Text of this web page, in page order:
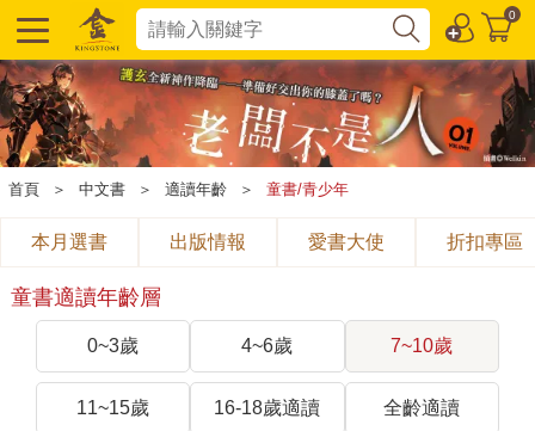
0
首頁 ＞ 中文書 ＞ 適讀年齡 ＞ 童書/青少年
本月選書 出版情報 愛書大使 折扣專區
童書適讀年齡層
0~3歲 4~6歲 7~10歲
11~15歲 16-18歲適讀 全齡適讀